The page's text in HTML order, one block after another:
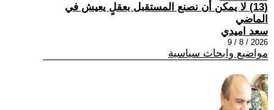
(13) لا يمكن أن نصنع المستقبل بعقلٍ يعيش في
الماضي
سعد اميدي
2026 / 8 / 9
مواضيع وابحاث سياسية